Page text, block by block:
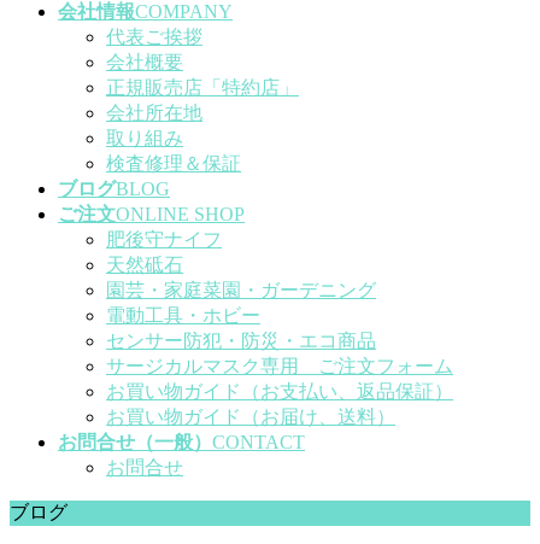
会社情報COMPANY
代表ご挨拶
会社概要
正規販売店「特約店」
会社所在地
取り組み
検査修理＆保証
ブログBLOG
ご注文ONLINE SHOP
肥後守ナイフ
天然砥石
園芸・家庭菜園・ガーデニング
電動工具・ホビー
センサー防犯・防災・エコ商品
サージカルマスク専用 ご注文フォーム
お買い物ガイド（お支払い、返品保証）
お買い物ガイド（お届け、送料）
お問合せ（一般） CONTACT
お問合せ
ブログ